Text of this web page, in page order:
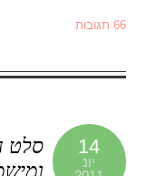
66 תגובות
14
יונ
סלט